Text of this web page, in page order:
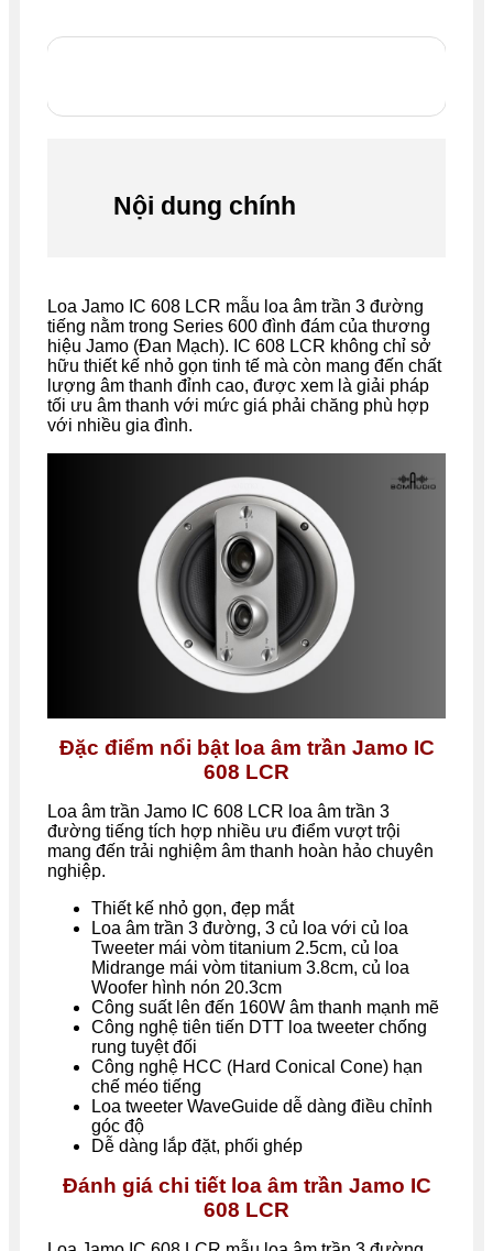
Nội dung chính
Loa Jamo IC 608 LCR mẫu loa âm trần 3 đường
tiếng nằm trong Series 600 đình đám của thương
hiệu Jamo (Đan Mạch). IC 608 LCR không chỉ sở
hữu thiết kế nhỏ gọn tinh tế mà còn mang đến chất
lượng âm thanh đỉnh cao, được xem là giải pháp
tối ưu âm thanh với mức giá phải chăng phù hợp
với nhiều gia đình.
Đặc điểm nổi bật loa âm trần Jamo IC
608 LCR
Loa âm trần Jamo IC 608 LCR loa âm trần 3
đường tiếng tích hợp nhiều ưu điểm vượt trội
mang đến trải nghiệm âm thanh hoàn hảo chuyên
nghiệp.
Thiết kế nhỏ gọn, đẹp mắt
Loa âm trần 3 đường, 3 củ loa với củ loa
Tweeter mái vòm titanium 2.5cm, củ loa
Midrange mái vòm titanium 3.8cm, củ loa
Woofer hình nón 20.3cm
Công suất lên đến 160W âm thanh mạnh mẽ
Công nghệ tiên tiến DTT loa tweeter chống
rung tuyệt đối
Công nghệ HCC (Hard Conical Cone) hạn
chế méo tiếng
Loa tweeter WaveGuide dễ dàng điều chỉnh
góc độ
Dễ dàng lắp đặt, phối ghép
Đánh giá chi tiết loa âm trần Jamo IC
608 LCR